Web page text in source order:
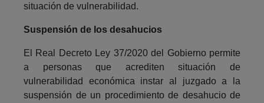
situación de vulnerabilidad.
Suspensión de los desahucios
El Real Decreto Ley 37/2020 del Gobierno permite
a personas que acrediten situación de
vulnerabilidad económica instar al juzgado a la
suspensión de un procedimiento de desahucio de